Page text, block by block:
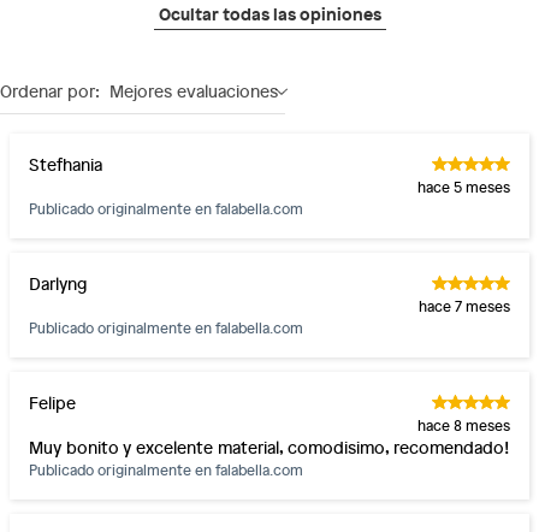
Ocultar todas las opiniones
Ordenar por: Mejores evaluaciones
Stefhania
hace 5 meses
Publicado originalmente enfalabella.com
Darlyng
hace 7 meses
Publicado originalmente enfalabella.com
Felipe
hace 8 meses
Muy bonito y excelente material, comodisimo, recomendado!
Publicado originalmente enfalabella.com